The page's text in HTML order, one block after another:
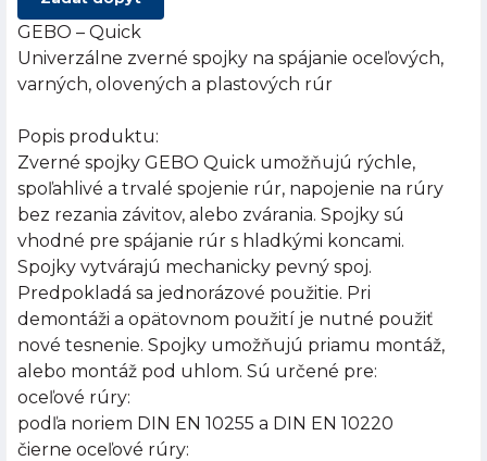
GEBO – Quick
Univerzálne zverné spojky na spájanie oceľových,
varných, olovených a plastových rúr
Popis produktu:
Zverné spojky GEBO Quick umožňujú rýchle,
spoľahlivé a trvalé spojenie rúr, napojenie na rúry
bez rezania závitov, alebo zvárania. Spojky sú
vhodné pre spájanie rúr s hladkými koncami.
Spojky vytvárajú mechanicky pevný spoj.
Predpokladá sa jednorázové použitie. Pri
demontáži a opätovnom použití je nutné použiť
nové tesnenie. Spojky umožňujú priamu montáž,
alebo montáž pod uhlom. Sú určené pre:
oceľové rúry:
podľa noriem DIN EN 10255 a DIN EN 10220
čierne oceľové rúry: